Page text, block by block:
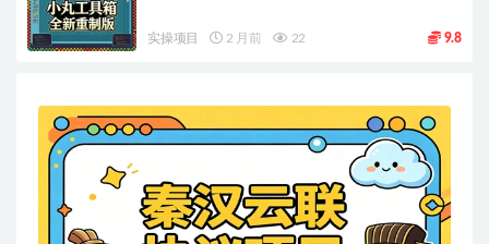
实操项目 2 月前 22 9.8